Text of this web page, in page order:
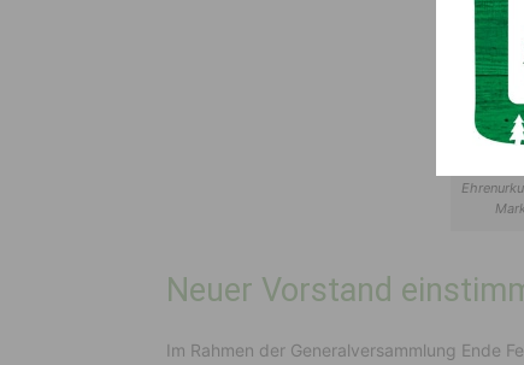
Neuer Vorstand
Im Rahmen der Generalversammlung Ende